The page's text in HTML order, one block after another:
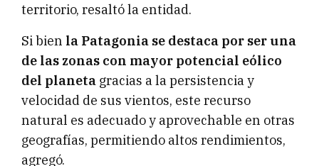
territorio, resaltó la entidad.
Si bien la Patagonia se destaca por ser una
de las zonas con mayor potencial eólico
del planeta gracias a la persistencia y
velocidad de sus vientos, este recurso
natural es adecuado y aprovechable en otras
geografías, permitiendo altos rendimientos,
agregó.